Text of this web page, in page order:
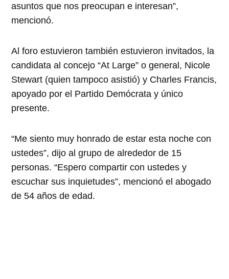
asuntos que nos preocupan e interesan”,
mencionó.
Al foro estuvieron también estuvieron invitados, la
candidata al concejo “At Large” o general, Nicole
Stewart (quien tampoco asistió) y Charles Francis,
apoyado por el Partido Demócrata y único
presente.
“Me siento muy honrado de estar esta noche con
ustedes”, dijo al grupo de alrededor de 15
personas. “Espero compartir con ustedes y
escuchar sus inquietudes”, mencionó el abogado
de 54 años de edad.